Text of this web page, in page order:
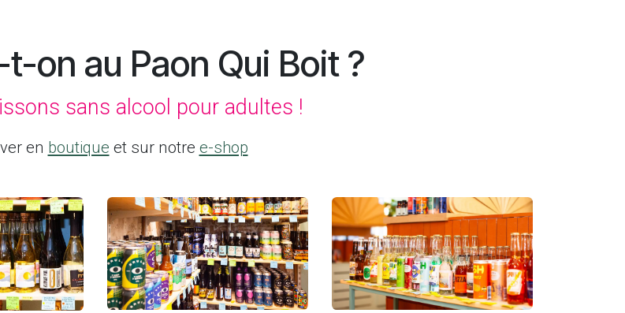
on au Paon Qui Boit ?
sans alcool pour adultes !
en boutique et sur notre e-shop